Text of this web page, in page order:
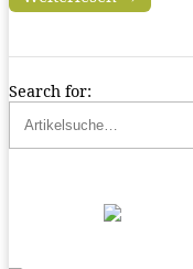
Search for: